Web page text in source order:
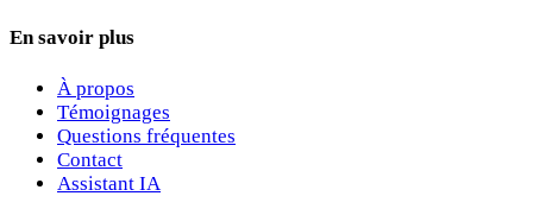
En savoir plus
À propos
Témoignages
Questions fréquentes
Contact
Assistant IA